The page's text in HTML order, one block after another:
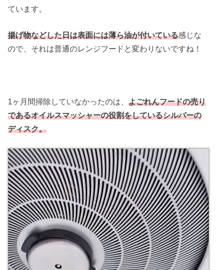
ています。
揚げ物などした日は表面には薄ら油が付いている感じな
ので、それは普通のレンジフードと変わりないですね！
1ヶ月間掃除していなかったのは、よごれんフードの売り
であるオイルスマッシャーの役割をしているシルバーの
ディスク。